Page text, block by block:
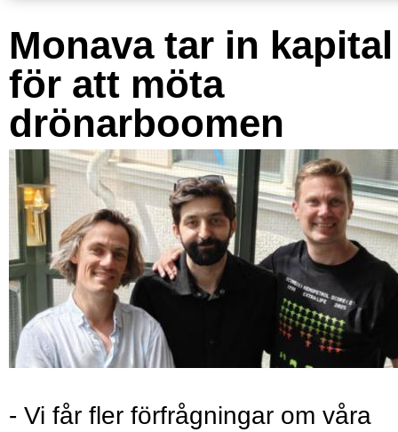
Monava tar in kapital
för att möta
drönarboomen
- Vi får fler förfrågningar om våra